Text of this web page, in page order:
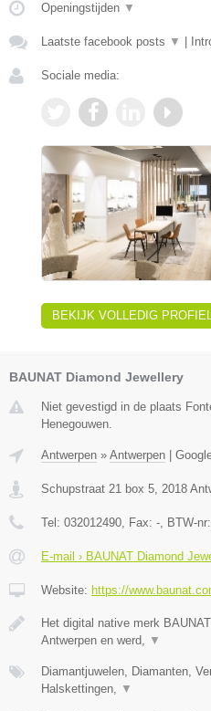
Openingstijden ▼
Laatste facebook posts ▼
Sociale media:
BEKIJK VOLLEDIG PROFIEL
BAUNAT Diamond Jewellery
Niet gevestigd in de plaats
Henegouwen.
Antwerpen » Antwerpen
Schupstraat 21 box 5 2018
Tel: 032012490 , Fax: - , BTW-nr:
E-mail › BAUNAT Diamond
Website: https://
Het digital native merk
Antwerpen en werd,
▼
Diamantjuwelen, Diamanten,
Halskettingen,
▼